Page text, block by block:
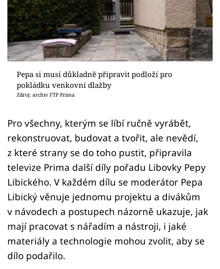
Design
Sledujte prima+
Přihlášení
Sledujte nás
Pepa si musí důkladně připravit podloží pro
pokládku venkovní dlažby
Zdroj: archiv FTP Prima
Pro všechny, kterým se líbí ručně vyrábět,
rekonstruovat, budovat a tvořit, ale nevědí,
z které strany se do toho pustit, připravila
televize Prima další díly pořadu Libovky Pepy
Libického. V každém dílu se moderátor Pepa
Libický věnuje jednomu projektu a divákům
v návodech a postupech názorně ukazuje, jak
mají pracovat s nářadím a nástroji, i jaké
materiály a technologie mohou zvolit, aby se
dílo podařilo.